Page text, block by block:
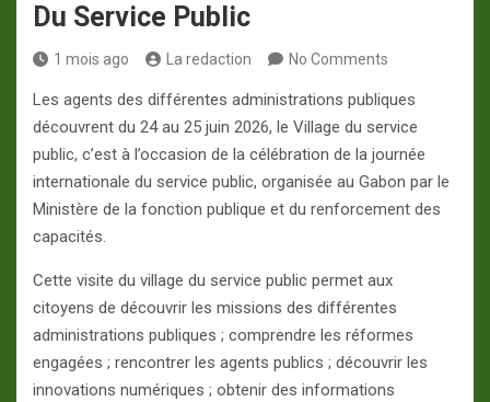
Du Service Public
1 mois ago La redaction No Comments
Les agents des différentes administrations publiques
découvrent du 24 au 25 juin 2026, le Village du service
public, c’est à l’occasion de la célébration de la journée
internationale du service public, organisée au Gabon par le
Ministère de la fonction publique et du renforcement des
capacités.
Cette visite du village du service public permet aux
citoyens de découvrir les missions des différentes
administrations publiques ; comprendre les réformes
engagées ; rencontrer les agents publics ; découvrir les
innovations numériques ; obtenir des informations